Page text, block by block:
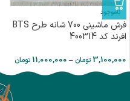
ناموجود
فرش ماشینی 700 شانه طرح BTS
افرند كد 400314
3,100,000 تومان–
11,000,000 تومان